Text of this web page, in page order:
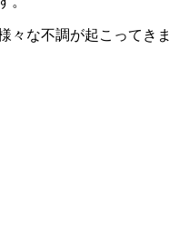
々な不調が起こってきま